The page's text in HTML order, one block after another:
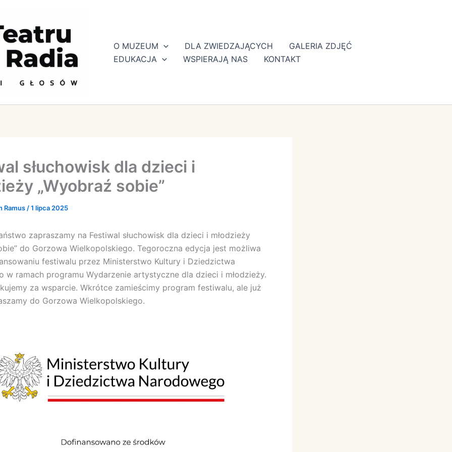
O MUZEUM
DLA ZWIEDZAJĄCYCH
GALERIA ZDJĘĆ
EDUKACJA
WSPIERAJĄ NAS KONTAKT
słuchowisk dla dzieci i
„Wyobraź sobie”
Ramus /1 lipca 2025
zapraszamy na Festiwal słuchowisk dla dzieci i młodzieży
do Gorzowa Wielkopolskiego. Tegoroczna edycja jest możliwa
festiwalu przez Ministerstwo Kultury i Dziedzictwa
w ramach programu Wydarzenie artystyczne dla dzieci i młodzieży.
za wsparcie. Wkrótce zamieścimy program festiwalu, ale już
do Gorzowa Wielkopolskiego.